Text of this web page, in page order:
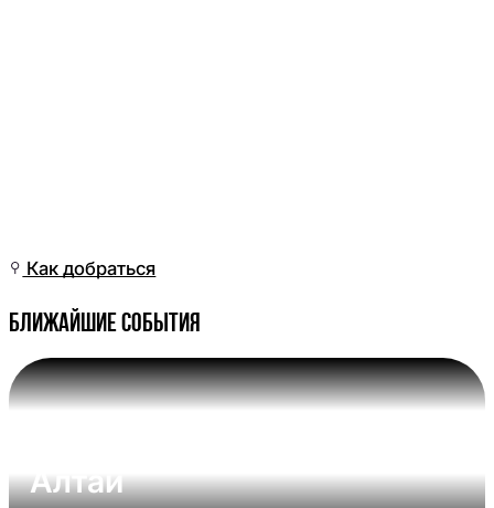
Как добраться
Ближайшие события
Алтай